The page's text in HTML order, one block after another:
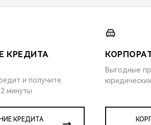
КРЕДИТА
и получите
минуты
КРЕДИТА
Выгодные